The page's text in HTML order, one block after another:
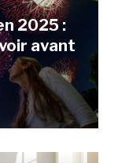
2025 :
avant